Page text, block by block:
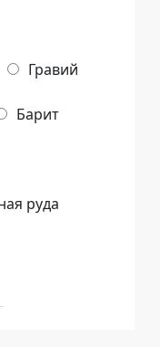
Гравий
Барит
руда